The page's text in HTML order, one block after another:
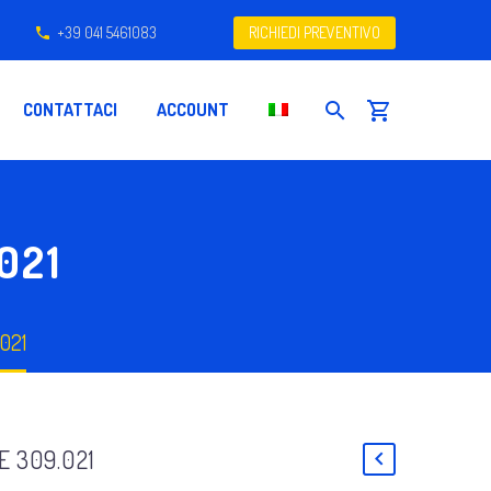
+39 041 5461083 RICHIEDI PREVENTIVO
CONTATTACI ACCOUNT
309.021